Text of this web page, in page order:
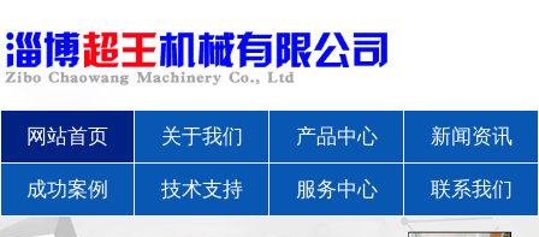
网站首页 关于我们 产品中心 新闻资讯
成功案例 技术支持 服务中心 联系我们